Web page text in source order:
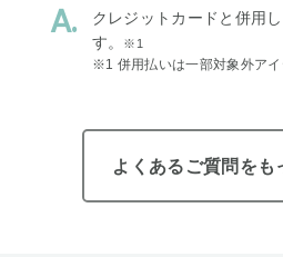
クレジットカードと併用
す。
※1
※1 併用払いは一部対象外ア
よくあるご質問をも